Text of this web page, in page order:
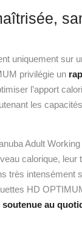
uniquement sur
privilégie un
l’apport
les
Adult Working
calorique, leur
très intensément
HD
soutenue au